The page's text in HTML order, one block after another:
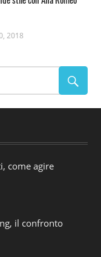
2018
come agire
il confronto